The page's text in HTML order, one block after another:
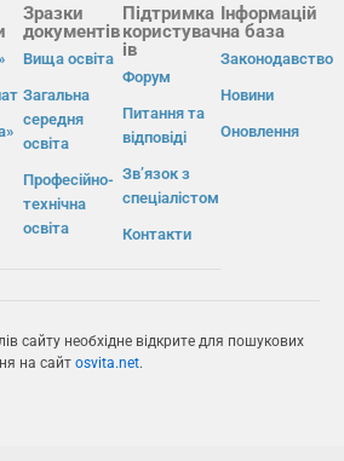
Зразки
документів
Вища освіта
Загальна
середня
освіта
Професійно-
технічна
освіта
Підтримка
користувач
ів
Форум
Питання та
відповіді
Зв’язок з
спеціалістом
Контакти
Інформацій
на база
Законодавство
Новини
Оновлення
сайту необхідне відкрите для пошукових
на сайт osvita.net.